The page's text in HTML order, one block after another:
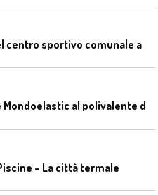
– La città termale